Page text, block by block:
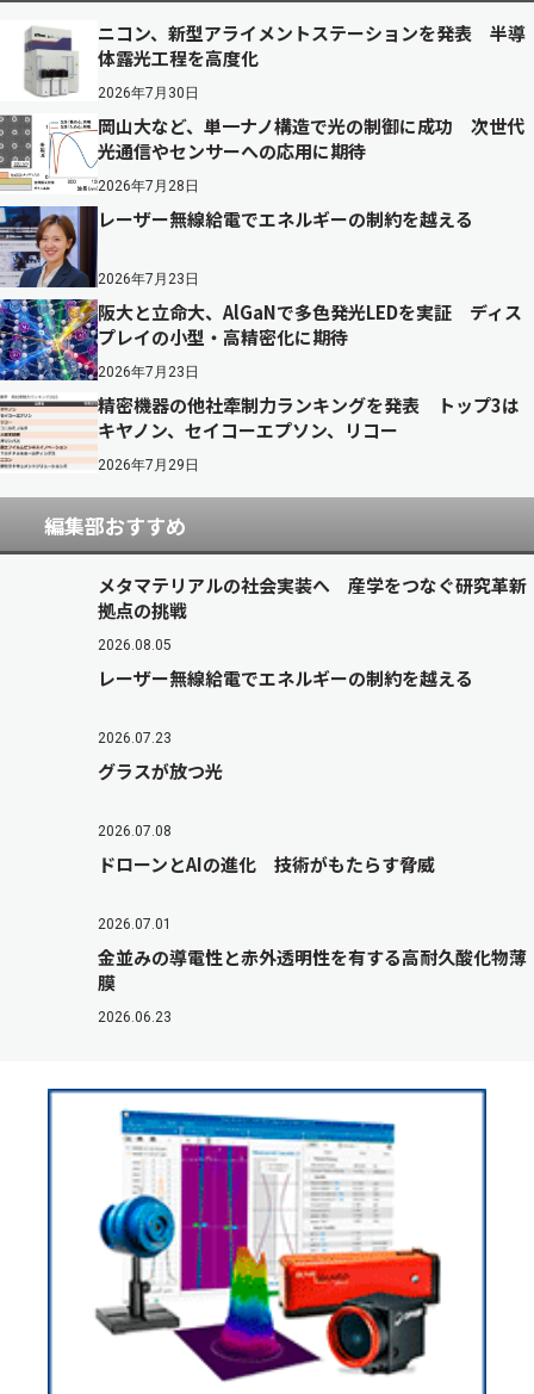
ニコン、新型アライメントステーションを発表 半導
体露光工程を高度化
2026年7月30日
岡山大など、単一ナノ構造で光の制御に成功 次世代
光通信やセンサーへの応用に期待
2026年7月28日
レーザー無線給電でエネルギーの制約を越える
2026年7月23日
阪大と立命大、AlGaNで多色発光LEDを実証 ディス
プレイの小型・高精密化に期待
2026年7月23日
精密機器の他社牽制力ランキングを発表 トップ3は
キヤノン、セイコーエプソン、リコー
2026年7月29日
編集部おすすめ
メタマテリアルの社会実装へ 産学をつなぐ研究革新
拠点の挑戦
2026.08.05
レーザー無線給電でエネルギーの制約を越える
2026.07.23
グラスが放つ光
2026.07.08
ドローンとAIの進化 技術がもたらす脅威
2026.07.01
金並みの導電性と赤外透明性を有する高耐久酸化物薄
膜
2026.06.23